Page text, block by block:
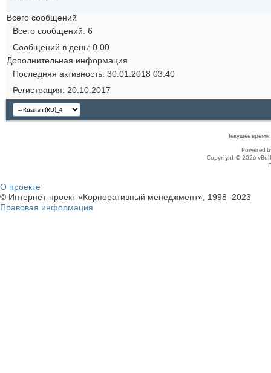
Всего сообщений
Всего сообщений 6
Сообщений в день 0.00
Дополнительная информация
Последняя активность 30.01.2018 03:40
Регистрация 20.10.2017
Текущее время:
Powered
Copyright © 2026
О проекте
© Интернет-проект «Корпоративный менеджмент», 1998–2023
Правовая информация